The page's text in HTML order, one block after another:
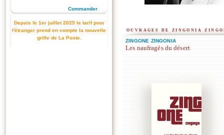
Commander
Depuis le 1er juillet 2025 le tarif pour
l'étranger prend en compte la nouvelle
grille de La Poste.
ouvrages de zingonia
ZINGONE ZINGONIA
Les naufragés du désert